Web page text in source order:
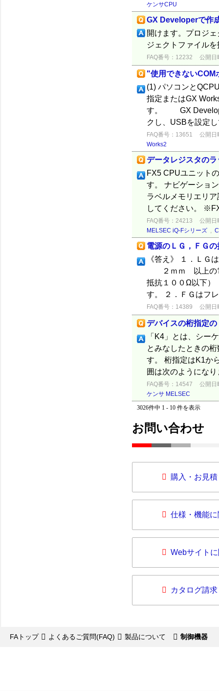
ケンサCPU
GX Developerで作
開けます。プロジ
ジェクトファイル
FAQ番号：12232 公開日
"使用できないCOM
(1) パソコンと
指定またはGX
す。 GX
クし、USBを設定
FAQ番号：13651
公開日
Works2
データレジスタの
FX5 CPUユニット
す。 ナビゲーショ
ラベルメモリエリ
してください。
FAQ番号：24213
公開日
MELSEC iQ-Fシリーズ ,
電源のＬＧ，ＦＧ
《答え》 １．Ｌ
２ｍｍ 以上の電
抵抗１００Ω以下
す。 ２．ＦＧはフ
FAQ番号：14389 公開日
デバイスの桁指定
「K4」とは、シー
とみなしたときの
す。 桁指定はK1か
囲は次のようにな
FAQ番号：14547
公開日
ケンサ MELSEC
3026件中 1 - 10 件を表示
お問い合わせ
購入・お見
仕様・機能
Webサイト
カタログ請求
FAトップ よくあるご質問(FAQ) 製品について 制御機器